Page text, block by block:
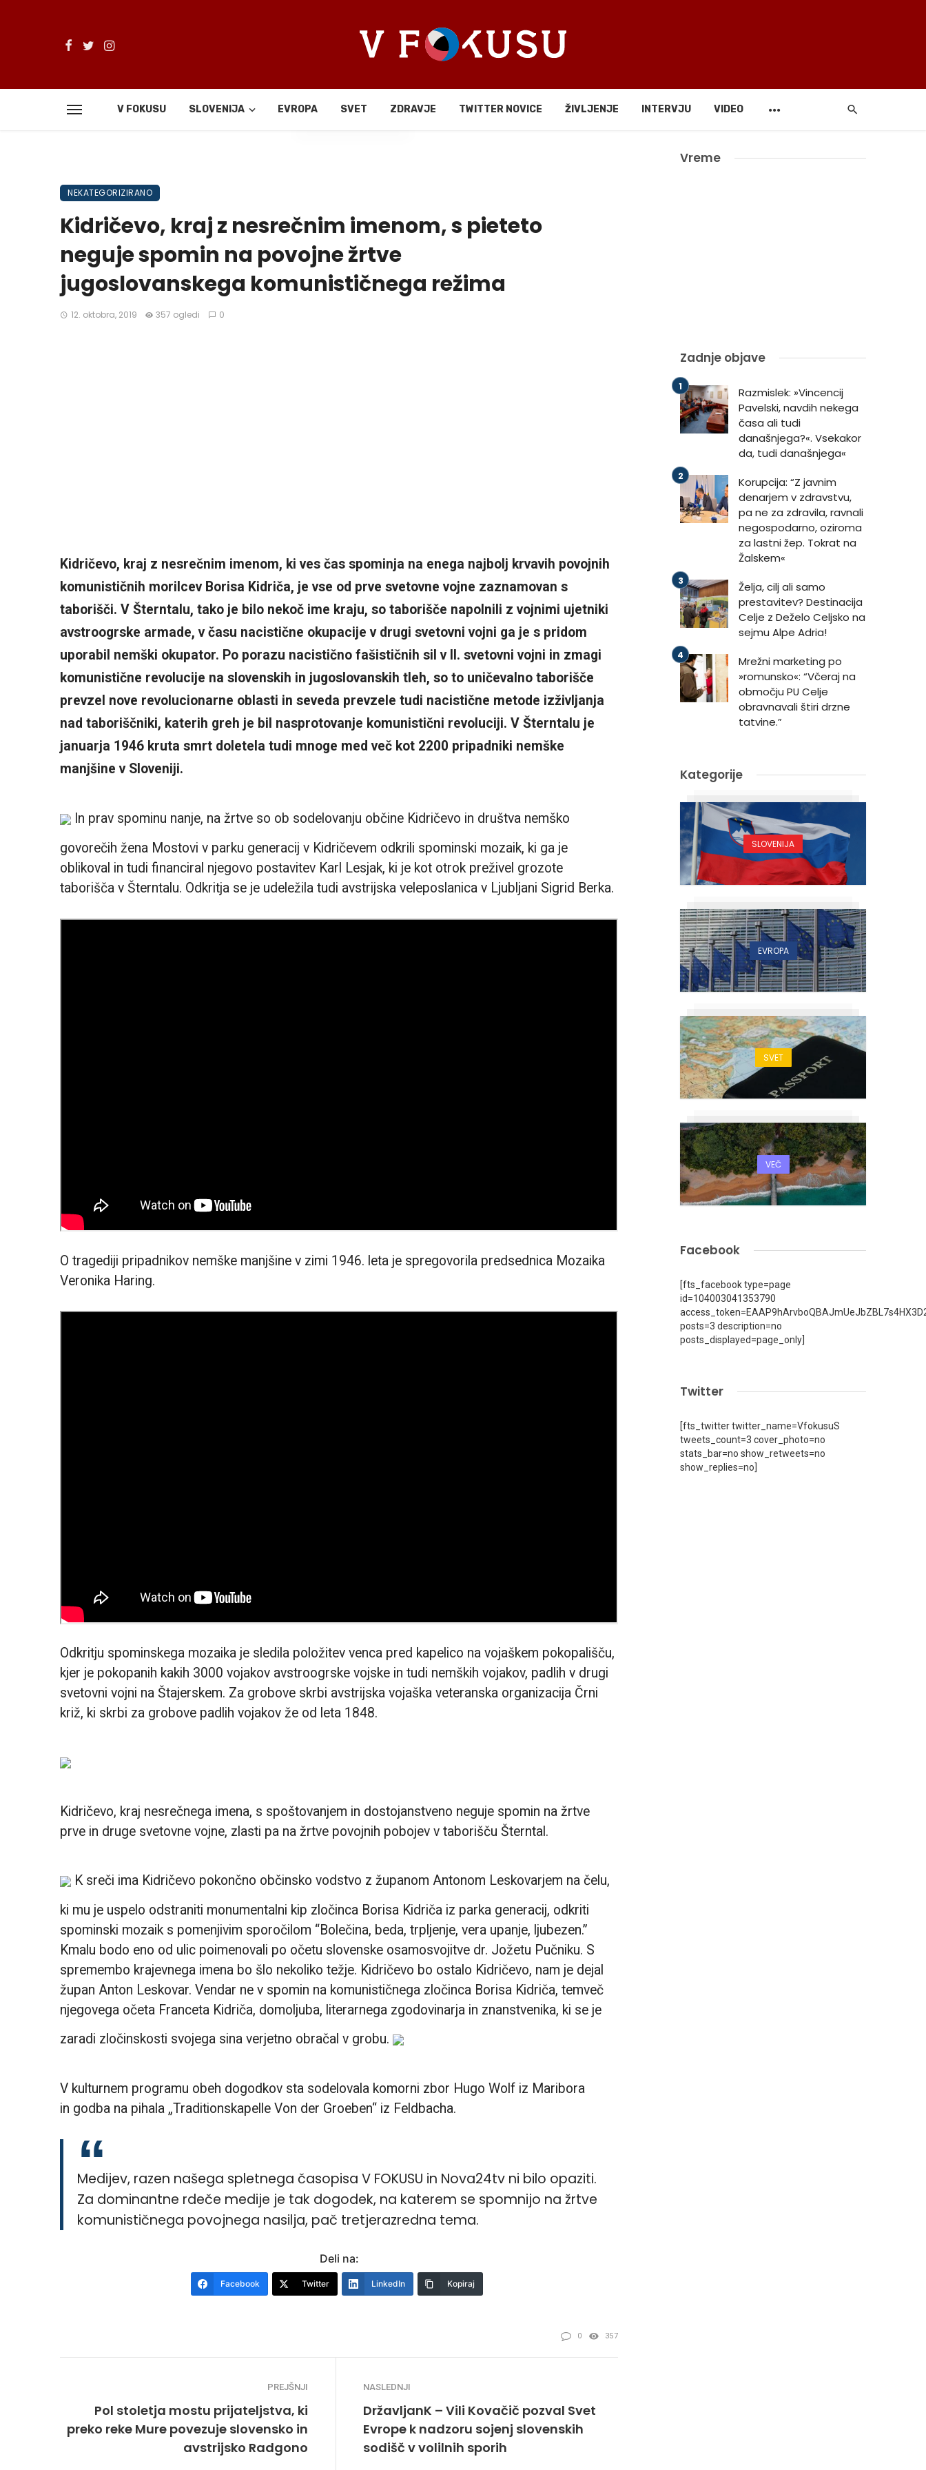
V FOKUSU SLOVENIJA EVROPA SVET ZDRAVJE TWITTER NOVICE ŽIVLJENJE INTERVJU VIDEO
Deli
NEKATEGORIZIRANO
Kidričevo, kraj z nesrečnim imenom, s pieteto
neguje spomin na povojne žrtve
jugoslovanskega komunističnega režima
12. oktobra, 2019 357 ogledi 0
Kidričevo, kraj z nesrečnim imenom, ki ves čas spominja na enega najbolj krvavih povojnih
komunističnih morilcev Borisa Kidriča, je vse od prve svetovne vojne zaznamovan s
taborišči. V Šterntalu, tako je bilo nekoč ime kraju, so taborišče napolnili z vojnimi ujetniki
avstroogrske armade, v času nacistične okupacije v drugi svetovni vojni ga je s pridom
uporabil nemški okupator. Po porazu nacistično fašističnih sil v II. svetovni vojni in zmagi
komunistične revolucije na slovenskih in jugoslovanskih tleh, so to uničevalno taborišče
prevzel nove revolucionarne oblasti in seveda prevzele tudi nacistične metode izživljanja
nad taboriščniki, katerih greh je bil nasprotovanje komunistični revoluciji. V Šterntalu je
januarja 1946 kruta smrt doletela tudi mnoge med več kot 2200 pripadniki nemške
manjšine v Sloveniji.
In prav spominu nanje, na žrtve so ob sodelovanju občine Kidričevo in društva nemško
govorečih žena Mostovi v parku generacij v Kidričevem odkrili spominski mozaik, ki ga je
oblikoval in tudi financiral njegovo postavitev Karl Lesjak, ki je kot otrok preživel grozote
taborišča v Šterntalu. Odkritja se je udeležila tudi avstrijska veleposlanica v Ljubljani Sigrid Berka.
O tragediji pripadnikov nemške manjšine v zimi 1946. leta je spregovorila predsednica Mozaika
Veronika Haring.
Odkritju spominskega mozaika je sledila položitev venca pred kapelico na vojaškem pokopališču,
kjer je pokopanih kakih 3000 vojakov avstroogrske vojske in tudi nemških vojakov, padlih v drugi
svetovni vojni na Štajerskem. Za grobove skrbi avstrijska vojaška veteranska organizacija Črni
križ, ki skrbi za grobove padlih vojakov že od leta 1848.
Kidričevo, kraj nesrečnega imena, s spoštovanjem in dostojanstveno neguje spomin na žrtve
prve in druge svetovne vojne, zlasti pa na žrtve povojnih pobojev v taborišču Šterntal.
K sreči ima Kidričevo pokončno občinsko vodstvo z županom Antonom Leskovarjem na čelu,
ki mu je uspelo odstraniti monumentalni kip zločinca Borisa Kidriča iz parka generacij, odkriti
spominski mozaik s pomenjivim sporočilom “Bolečina, beda, trpljenje, vera upanje, ljubezen.”
Kmalu bodo eno od ulic poimenovali po očetu slovenske osamosvojitve dr. Jožetu Pučniku. S
spremembo krajevnega imena bo šlo nekoliko težje. Kidričevo bo ostalo Kidričevo, nam je dejal
župan Anton Leskovar. Vendar ne v spomin na komunističnega zločinca Borisa Kidriča, temveč
njegovega očeta Franceta Kidriča, domoljuba, literarnega zgodovinarja in znanstvenika, ki se je
zaradi zločinskosti svojega sina verjetno obračal v grobu.
V kulturnem programu obeh dogodkov sta sodelovala komorni zbor Hugo Wolf iz Maribora
in godba na pihala „Traditionskapelle Von der Groeben“ iz Feldbacha.
Medijev, razen našega spletnega časopisa V FOKUSU in Nova24tv ni bilo opaziti.
Za dominantne rdeče medije je tak dogodek, na katerem se spomnijo na žrtve
komunističnega povojnega nasilja, pač tretjerazredna tema.
Deli na:
Facebook Twitter LinkedIn Kopiraj
0 357
PREJŠNJI
Pol stoletja mostu prijateljstva, ki
preko reke Mure povezuje slovensko in
avstrijsko Radgono
NASLEDNJI
DržavljanK – Vili Kovačič pozval Svet
Evrope k nadzoru sojenj slovenskih
sodišč v volilnih sporih
Vreme
Zadnje objave
Razmislek: »Vincencij
Pavelski, navdih nekega
časa ali tudi
današnjega?«. Vsekakor
da, tudi današnjega«
Korupcija: “Z javnim
denarjem v zdravstvu,
pa ne za zdravila, ravnali
negospodarno, oziroma
za lastni žep. Tokrat na
Žalskem«
Želja, cilj ali samo
prestavitev? Destinacija
Celje z Deželo Celjsko na
sejmu Alpe Adria!
Mrežni marketing po
»romunsko«: “Včeraj na
območju PU Celje
obravnavali štiri drzne
tatvine.”
Kategorije
SLOVENIJA
EVROPA
SVET
VEČ
Facebook
[fts_facebook type=page
id=104003041353790
posts=3 description=no
posts_displayed=page_only]
Twitter
[fts_twitter twitter_name=VfokusuS
tweets_count=3 cover_photo=no
stats_bar=no show_retweets=no
show_replies=no]